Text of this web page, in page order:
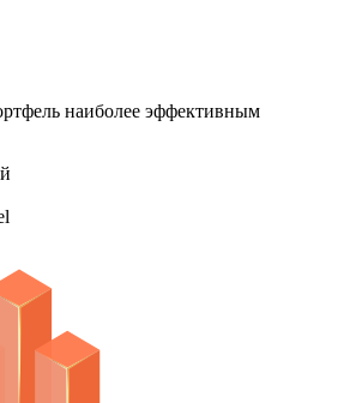
наиболее эффективным